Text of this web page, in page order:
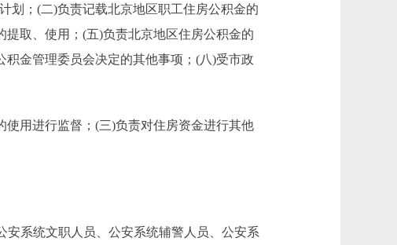
；(二)负责记载北京地区职工住房公积金的
取、使用；(五)负责北京地区住房公积金的
金管理委员会决定的其他事项；(八)受市政
用进行监督；(三)负责对住房资金进行其他
系统文职人员、公安系统辅警人员、公安系